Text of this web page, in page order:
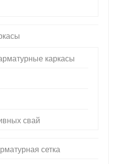
каркасы
свай
сетка